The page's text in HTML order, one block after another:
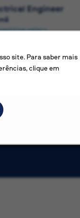
site. Para saber mais
clique em
Engineer
salary
of Finance